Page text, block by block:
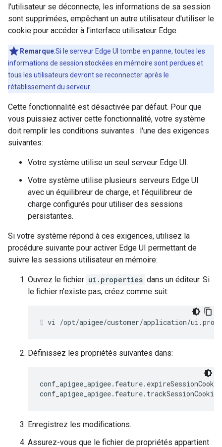
l'utilisateur se déconnecte, les informations de sa session
sont supprimées, empêchant un autre utilisateur d'utiliser le
cookie pour accéder à l'interface utilisateur Edge.
Remarque:Si le serveur Edge UI tombe en panne, toutes les
informations de session stockées en mémoire sont perdues et
tous les utilisateurs devront se reconnecter après le
rétablissement du serveur.
Cette fonctionnalité est désactivée par défaut. Pour que
vous puissiez activer cette fonctionnalité, votre système
doit remplir les conditions suivantes : l'une des exigences
suivantes:
Votre système utilise un seul serveur Edge UI.
Votre système utilise plusieurs serveurs Edge UI
avec un équilibreur de charge, et l'équilibreur de
charge configurés pour utiliser des sessions
persistantes.
Si votre système répond à ces exigences, utilisez la
procédure suivante pour activer Edge UI permettant de
suivre les sessions utilisateur en mémoire:
Ouvrez le fichier ui.properties dans un éditeur. Si
le fichier n'existe pas, créez comme suit:
vi /opt/apigee/customer/application/
Définissez les propriétés suivantes dans:
Enregistrez les modifications.
Assurez-vous que le fichier de propriétés appartient